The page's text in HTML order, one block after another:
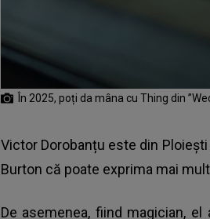
În 2025, poți da mâna cu Thing din
Victor Dorobanțu este din
Burton că poate exprima mai
De asemenea, fiind magician,